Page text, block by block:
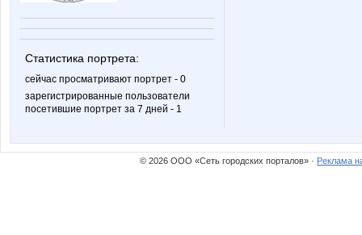
Статистика портрета:
сейчас просматривают портрет - 0
зарегистрированные пользователи
посетившие портрет за 7 дней - 1
© 2026 ООО «Сеть городских порталов» · Реклама